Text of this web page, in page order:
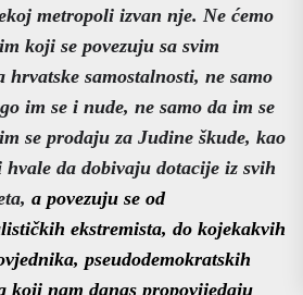
metropoli izvan nje. Ne ćemo
koji se povezuju sa svim
hrvatske samostalnosti, ne samo
im se i nude, ne samo da im se
se prodaju za Judine škude, kao
hvale da dobivaju dotacije iz svih
a povezuju se od
ekstremista, do kojekakvih
pseudodemokratskih
koji nam danas propovijedaju